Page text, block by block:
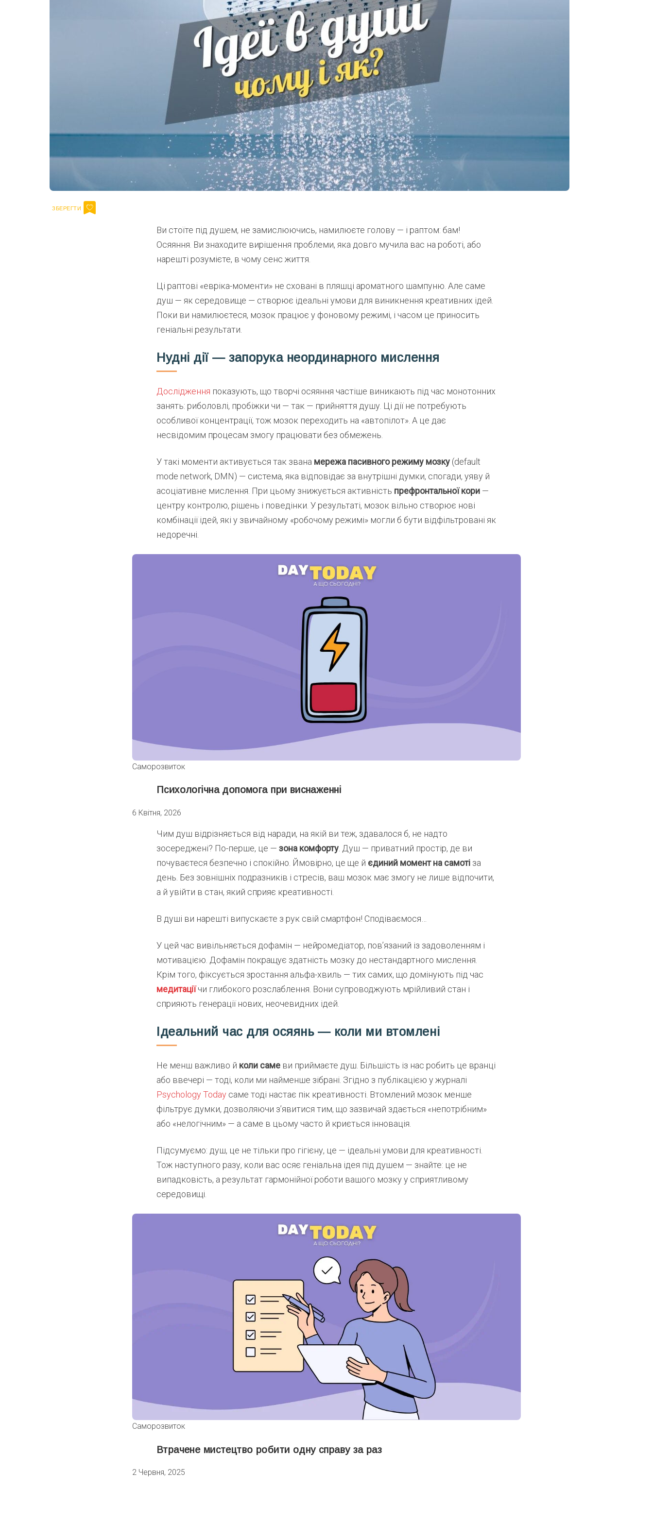
Ви стоїте під душем, не замислюючись, намилюєте голову — і раптом: бам!
Осяяння. Ви знаходите вирішення проблеми, яка довго мучила вас на роботі, або
нарешті розумієте, в чому сенс життя.
Ці раптові «евріка-моменти» не сховані в пляшці ароматного шампуню. Але саме
душ — як середовище — створює ідеальні умови для виникнення креативних ідей.
Поки ви намилюєтеся, мозок працює у фоновому режимі, і часом це приносить
геніальні результати.
Нудні дії — запорука неординарного мислення
Дослідження показують, що творчі осяяння частіше виникають під час монотонних
занять: риболовлі, пробіжки чи — так — прийняття душу. Ці дії не потребують
особливої концентрації, тож мозок переходить на «автопілот». А це дає
несвідомим процесам змогу працювати без обмежень.
У такі моменти активується так звана мережа пасивного режиму мозку (default
mode network, DMN) — система, яка відповідає за внутрішні думки, спогади, уяву й
асоціативне мислення. При цьому знижується активність префронтальної кори —
центру контролю, рішень і поведінки. У результаті, мозок вільно створює нові
комбінації ідей, які у звичайному «робочому режимі» могли б бути відфільтровані як
недоречні.
Саморозвиток
Психологічна допомога при виснаженні
6 Квітня, 2026
Чим душ відрізняється від наради, на якій ви теж, здавалося б, не надто
зосереджені? По-перше, це — зона комфорту . Душ — приватний простір, де ви
почуваєтеся безпечно і спокійно. Ймовірно, це ще й єдиний момент на самоті за
день. Без зовнішніх подразників і стресів, ваш мозок має змогу не лише відпочити,
а й увійти в стан, який сприяє креативності.
В душі ви нарешті випускаєте з рук свій смартфон! Сподіваємося…
У цей час вивільняється дофамін — нейромедіатор, пов’язаний із задоволенням і
мотивацією. Дофамін покращує здатність мозку до нестандартного мислення.
Крім того, фіксується зростання альфа-хвиль — тих самих, що домінують під час
медитаціїчи глибокого розслаблення. Вони супроводжують мрійливий стан і
сприяють генерації нових, неочевидних ідей.
Ідеальний час для осяянь — коли ми втомлені
Не менш важливо й коли саме ви приймаєте душ. Більшість із нас робить це вранці
або ввечері — тоді, коли ми найменше зібрані. Згідно з публікацією у журналі
Psychology Today саме тоді настає пік креативності. Втомлений мозок менше
фільтрує думки, дозволяючи з’явитися тим, що зазвичай здається «непотрібним»
або «нелогічним» — а саме в цьому часто й криється інновація.
Підсумуємо: душ, це не тільки про гігієну, це — ідеальні умови для креативності.
Тож наступного разу, коли вас осяє геніальна ідея під душем — знайте: це не
випадковість, а результат гармонійної роботи вашого мозку у сприятливому
середовищі.
Саморозвиток
Втрачене мистецтво робити одну справу за раз
2 Червня, 2025